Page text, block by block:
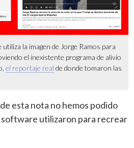
utiliza la imagen de Jorge Ramos para
el inexistente programa de alivio
el reportaje real de donde tomaron las
esta nota no hemos podido
utilizaron para recrear